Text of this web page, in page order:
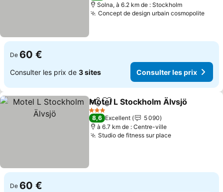
Solna, à 6.2 km de : Stockholm
Concept de design urbain cosmopolite
De 60 €
Consulter les prix de 3 sites Consulter les prix
PartagerAjouter à mes favoris
Motel L Stockholm Älvsjö
3 Étoiles
8,6 Excellent
5 090
à 6.7 km de : Centre-ville
Studio de fitness sur placeConsulter les
De 60 €